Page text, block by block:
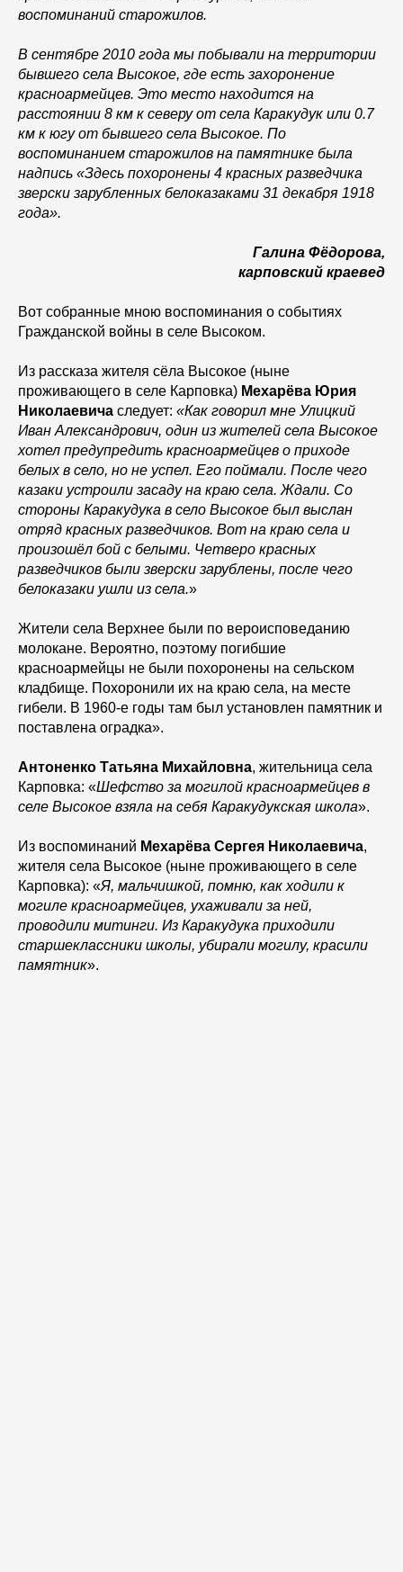
воспоминаний старожилов.
В сентябре 2010 года мы побывали на территории
бывшего села Высокое, где есть захоронение
красноармейцев. Это место находится на
расстоянии 8 км к северу от села Каракудук или 0.7
км к югу от бывшего села Высокое. По
воспоминанием старожилов на памятнике была
надпись «Здесь похоронены 4 красных разведчика
зверски зарубленных белоказаками 31 декабря 1918
года».
Галина Фёдорова,
карповский краевед
Вот собранные мною воспоминания о событиях
Гражданской войны в селе Высоком.
Из рассказа жителя сёла Высокое (ныне
проживающего в селе Карповка) Мехарёва Юрия
Николаевича следует: «Как говорил мне Улицкий
Иван Александрович, один из жителей села Высокое
хотел предупредить красноармейцев о приходе
белых в село, но не успел. Его поймали. После чего
казаки устроили засаду на краю села. Ждали. Со
стороны Каракудука в село Высокое был выслан
отряд красных разведчиков. Вот на краю села и
произошёл бой с белыми. Четверо красных
разведчиков были зверски зарублены, после чего
белоказаки ушли из села.»
Жители села Верхнее были по вероисповеданию
молокане. Вероятно, поэтому погибшие
красноармейцы не были похоронены на сельском
кладбище. Похоронили их на краю села, на месте
гибели. В 1960-е годы там был установлен памятник и
поставлена оградка».
Антоненко Татьяна Михайловна, жительница села
Карповка: «Шефство за могилой красноармейцев в
селе Высокое взяла на себя Каракудукская школа».
Из воспоминаний Мехарёва Сергея Николаевича,
жителя села Высокое (ныне проживающего в селе
Карповка): «Я, мальчишкой, помню, как ходили к
могиле красноармейцев, ухаживали за ней,
проводили митинги. Из Каракудука приходили
старшеклассники школы, убирали могилу, красили
памятник».